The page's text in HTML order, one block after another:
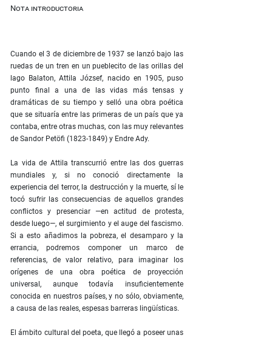
Nota introductoria
Cuando el 3 de diciembre de 1937 se lanzó bajo las
ruedas de un tren en un pueblecito de las orillas del
lago Balaton, Attila József, nacido en 1905, puso
punto final a una de las vidas más tensas y
dramáticas de su tiempo y selló una obra poética
que se situaría entre las primeras de un país que ya
contaba, entre otras muchas, con las muy relevantes
de Sandor Petöfi (1823-1849) y Endre Ady.
La vida de Attila transcurrió entre las dos guerras
mundiales y, si no conoció directamente la
experiencia del terror, la destrucción y la muerte, sí le
tocó sufrir las consecuencias de aquellos grandes
conflictos y presenciar —en actitud de protesta,
desde luego—, el surgimiento y el auge del fascismo.
Si a esto añadimos la pobreza, el desamparo y la
errancia, podremos componer un marco de
referencias, de valor relativo, para imaginar los
orígenes de una obra poética de proyección
universal, aunque todavía insuficientemente
conocida en nuestros países, y no sólo, obviamente,
a causa de las reales, espesas barreras lingüísticas.
El ámbito cultural del poeta, que llegó a poseer unas